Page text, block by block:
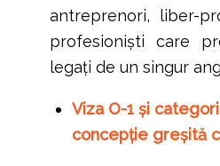
antreprenori, liber-
profesioniști care
legați de un singur
Viza O-1 și
concepție greșită